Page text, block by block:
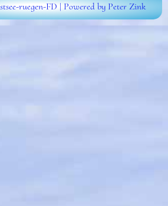
ruegen-FD | Powered by Peter Zink